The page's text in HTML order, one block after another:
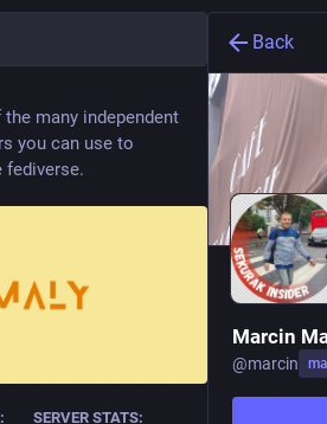
many independent
you can use to
fediverse.
SERVER STATS:
Back
Marcin
@marcin